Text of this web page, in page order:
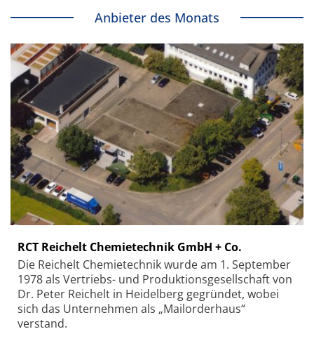
Anbieter des Monats
RCT Reichelt Chemietechnik GmbH + Co.
Die Reichelt Chemietechnik wurde am 1. September
1978 als Vertriebs- und Produktionsgesellschaft von
Dr. Peter Reichelt in Heidelberg gegründet, wobei
sich das Unternehmen als „Mailorderhaus“
verstand.